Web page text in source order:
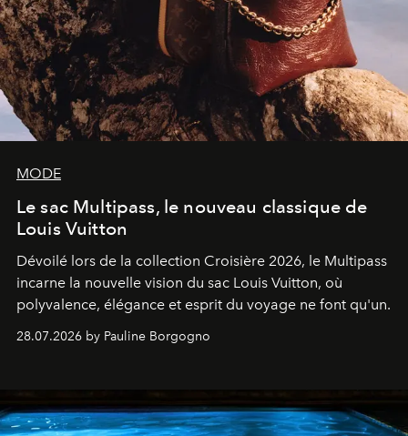
MODE
Le sac Multipass, le nouveau classique de
Louis Vuitton
Dévoilé lors de la collection Croisière 2026, le Multipass
incarne la nouvelle vision du sac Louis Vuitton, où
polyvalence, élégance et esprit du voyage ne font qu'un.
28.07.2026 by Pauline Borgogno